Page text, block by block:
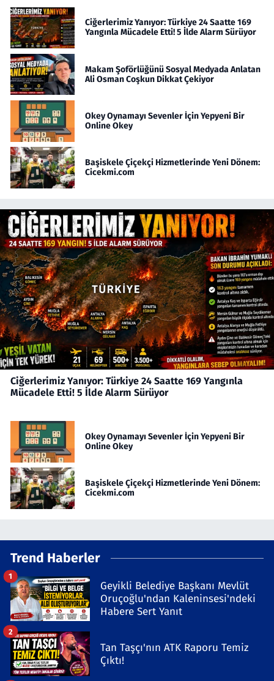
Ciğerlerimiz Yanıyor: Türkiye 24 Saatte 169
Yangınla Mücadele Etti! 5 İlde Alarm Sürüyor
Makam Şoförlüğünü Sosyal Medyada Anlatan
Ali Osman Coşkun Dikkat Çekiyor
Okey Oynamayı Sevenler İçin Yepyeni Bir
Online Okey
Başiskele Çiçekçi Hizmetlerinde Yeni Dönem:
Cicekmi.com
Ciğerlerimiz Yanıyor: Türkiye 24 Saatte 169 Yangınla
Mücadele Etti! 5 İlde Alarm Sürüyor
Okey Oynamayı Sevenler İçin Yepyeni Bir
Online Okey
Başiskele Çiçekçi Hizmetlerinde Yeni Dönem:
Cicekmi.com
Trend Haberler
Geyikli Belediye Başkanı Mevlüt
Oruçoğlu'ndan Kaleninsesi'ndeki
Habere Sert Yanıt
1
Tan Taşçı'nın ATK Raporu Temiz
Çıktı!
2